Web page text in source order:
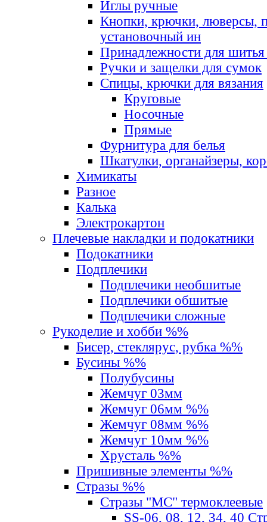
Иглы ручные
Кнопки, крючки, люверсы,
установочный ин
Принадлежности для шитья
Ручки и защелки для сумок
Спицы, крючки для вязания
Круговые
Носочные
Прямые
Фурнитура для белья
Шкатулки, органайзеры,
Химикаты
Разное
Калька
Электрокартон
Плечевые накладки и подокатники
Подокатники
Подплечики
Подплечики необшитые
Подплечики обшитые
Подплечики сложные
Рукоделие и хобби %%
Бисер, стеклярус, рубка %%
Бусины %%
Полубусины
Жемчуг 03мм
Жемчуг 06мм %%
Жемчуг 08мм %%
Жемчуг 10мм %%
Хрусталь %%
Пришивные элементы %%
Стразы %%
Стразы "MС" термоклеевые
SS-06, 08, 12, 34, 40